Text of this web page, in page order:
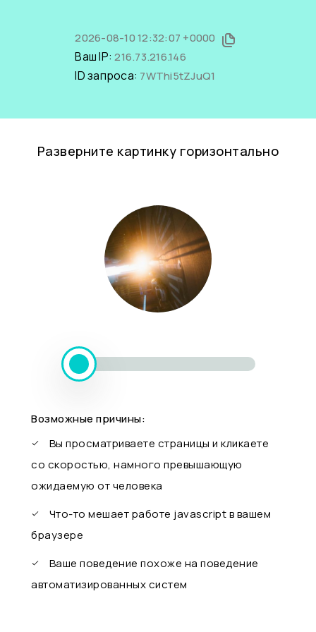
2026-08-10 12:32:07 +0000
Ваш IP:216.73.216.146
ID запроса: 7WThi5tZJuQ1
Разверните картинку горизонтально
Возможные причины:
Вы просматриваете страницы и кликаете
со скоростью, намного превышающую
ожидаемую от человека
Что-то мешает работе javascript в вашем
браузере
Ваше поведение похоже на поведение
автоматизированных систем